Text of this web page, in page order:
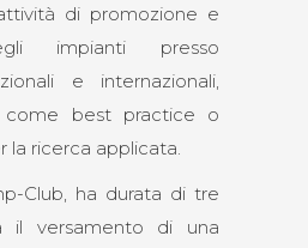
di promozione e
impianti presso
e internazionali,
come best practice o
la ricerca applicata.
Club, ha durata di tre
il versamento di una